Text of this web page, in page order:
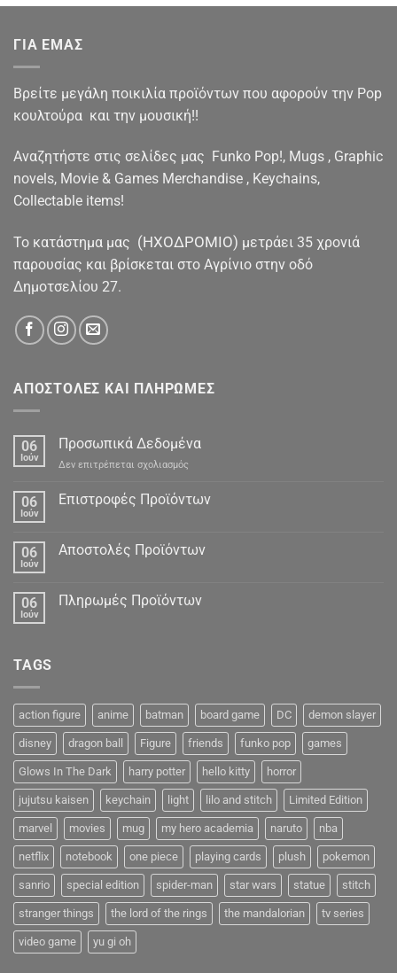
ΓΙΑ ΕΜΑΣ
Βρείτε μεγάλη ποικιλία προϊόντων που αφορούν την Pop
κουλτούρα και την μουσική!!
Αναζητήστε στις σελίδες μας Funko Pop!, Mugs , Graphic
novels, Movie & Games Merchandise , Keychains,
Collectable items!
To κατάστημα μας (ΗΧΟΔΡΟΜΙΟ) μετράει 35 χρονιά
παρουσίας και βρίσκεται στο Αγρίνιο στην οδό
Δημοτσελίου 27.
ΑΠΟΣΤΟΛΕΣ ΚΑΙ ΠΛΗΡΩΜΕΣ
06
Ιούν
Προσωπικά Δεδομένα
Δεν επιτρέπεται σχολιασμός
Δεδομένα
06
Ιούν
Επιστροφές Προϊόντων
06
Ιούν
Αποστολές Προϊόντων
06
Ιούν
Πληρωμές Προϊόντων
TAGS
action figure anime batman board game DC demon slayer
disney dragon ball Figure friends funko pop games
Glows In The Dark harry potter hello kitty horror
jujutsu kaisen keychain light lilo and stitch Limited Edition
marvel movies mug my hero academia naruto nba
netflix notebook one piece playing cards plush pokemon
sanrio special edition spider-man star wars statue stitch
stranger things the lord of the rings the mandalorian tv series
video game yu gi oh